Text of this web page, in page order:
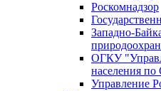
Роскомнадзор
Западно-
ОГКУ
населения
Управление